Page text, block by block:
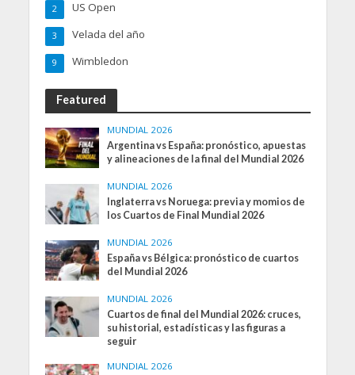
US Open
2
Velada del año
3
Wimbledon
9
Featured
MUNDIAL 2026
Argentina vs España: pronóstico, apuestas
y alineaciones de la final del Mundial 2026
MUNDIAL 2026
Inglaterra vs Noruega: previa y momios de
los Cuartos de Final Mundial 2026
MUNDIAL 2026
España vs Bélgica: pronóstico de cuartos
del Mundial 2026
MUNDIAL 2026
Cuartos de final del Mundial 2026: cruces,
su historial, estadísticas y las figuras a
seguir
MUNDIAL 2026